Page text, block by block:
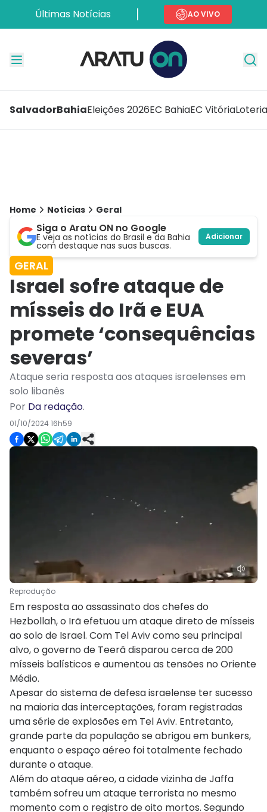
Últimas Notícias AO VIVO
SalvadorBahiaEleições 2026EC BahiaEC Vitória
Home Notícias Geral
Siga o Aratu ON no Google
E veja as notícias do Brasil e da Bahia
com destaque nas suas buscas.
Adicionar
GERAL
Israel sofre ataque de
mísseis do Irã e EUA
promete ‘consequências
severas’
Ataque seria resposta aos ataques israelenses em
solo libanês
Por Da redação.
01/10/2024 16h59
Reprodução
Em resposta ao assassinato dos chefes do
Hezbollah, o Irã efetuou um ataque direto de mísseis
ao solo de Israel. Com Tel Aviv como seu principal
alvo, o governo de Teerã disparou cerca de 200
mísseis balísticos e aumentou as tensões no Oriente
Médio.
Apesar do sistema de defesa israelense ter sucesso
na maioria das interceptações, foram registradas
uma série de explosões em Tel Aviv. Entretanto,
grande parte da população se abrigou em bunkers,
enquanto o espaço aéreo foi totalmente fechado
durante o ataque.
Além do ataque aéreo, a cidade vizinha de Jaffa
também sofreu um ataque terrorista no mesmo
momento com o registro de oito mortos. Segundo